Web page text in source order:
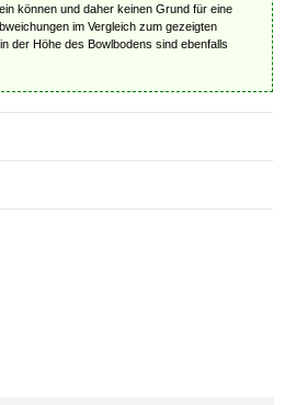
können und daher keinen Grund für eine
im Vergleich zum gezeigten
der Höhe des Bowlbodens sind ebenfalls